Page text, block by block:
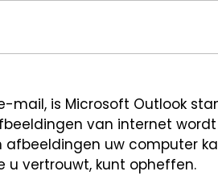
is Microsoft Outlook
van internet wordt
uw computer
u vertrouwt, kunt opheffen.